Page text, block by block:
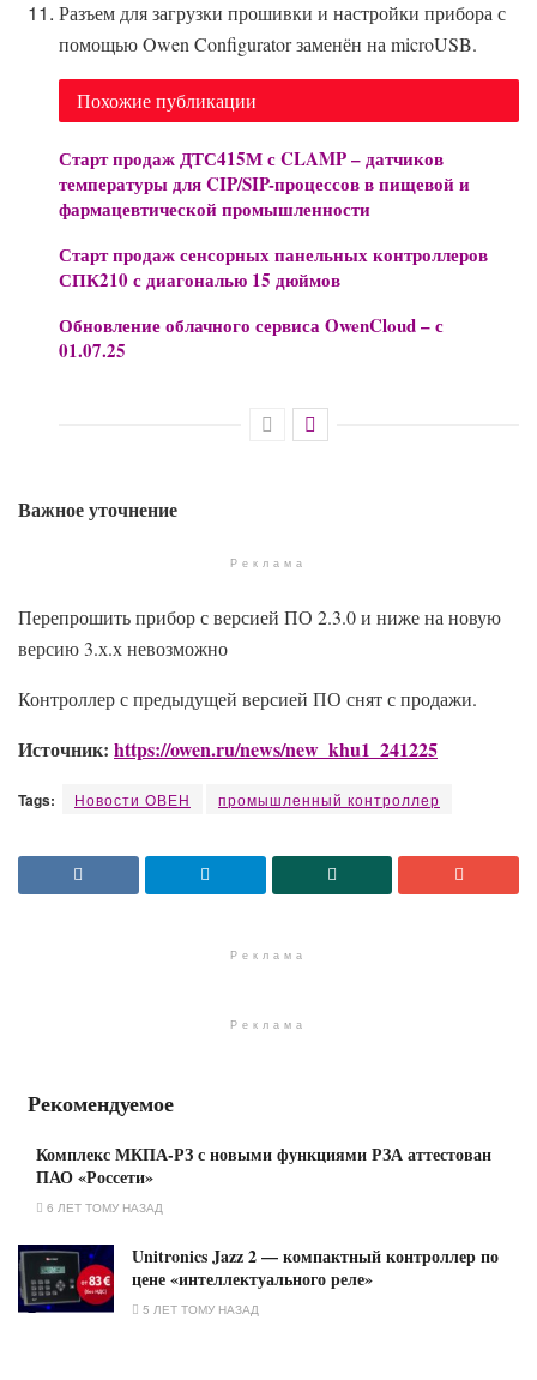
Разъем для загрузки прошивки и настройки прибора с
помощью Owen Configurator заменён на microUSB.
Похожие публикации
Старт продаж ДТС415М с CLAMP – датчиков
температуры для CIP/SIP-процессов в пищевой и
фармацевтической промышленности
Старт продаж сенсорных панельных контроллеров
СПК210 с диагональю 15 дюймов
Обновление облачного сервиса OwenCloud – с
01.07.25
Важное уточнение
Реклама
Перепрошить прибор с версией ПО 2.3.0 и ниже на новую
версию 3.х.х невозможно
Контроллер с предыдущей версией ПО снят с продажи.
Источник: https://owen.ru/news/new_khu1_241225
Tags: Новости ОВЕН промышленный контроллер
Реклама
Реклама
Рекомендуемое
Комплекс МКПА-РЗ с новыми функциями РЗА аттестован
ПАО «Россети»
6 ЛЕТ ТОМУ НАЗАД
Unitronics Jazz 2 — компактный контроллер по
цене «интеллектуального реле»
5 ЛЕТ ТОМУ НАЗАД